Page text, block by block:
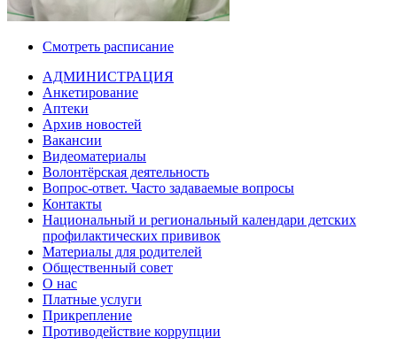
Смотреть расписание
АДМИНИСТРАЦИЯ
Анкетирование
Аптеки
Архив новостей
Вакансии
Видеоматериалы
Волонтёрская деятельность
Вопрос-ответ. Часто задаваемые вопросы
Контакты
Национальный и региональный календари детских
профилактических прививок
Материалы для родителей
Общественный совет
О нас
Платные услуги
Прикрепление
Противодействие коррупции